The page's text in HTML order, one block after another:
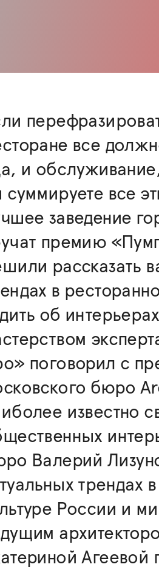
все
и
суммируете все
заведение
премию
рассказать
в
об
поговорил с
бюро
известно
Валерий
трендах
России и